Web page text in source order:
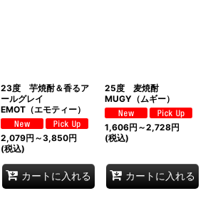
23度 芋焼酎＆香るア
ールグレイ
EMOT（エモティー）
2,079円 ～3,850円
(税込)
カートに入れる
25度 麦焼酎
MUGY（ムギー）
1,606円 ～2,728円
(税込)
カートに入れる